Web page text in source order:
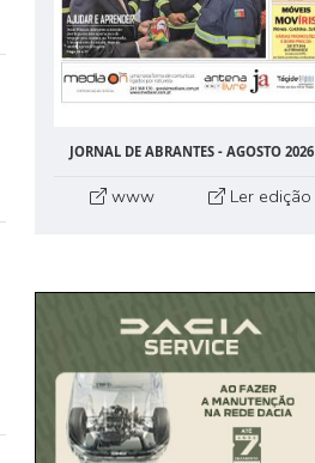
JORNAL DE ABRANTES - AGOSTO 2026
www Ler edição